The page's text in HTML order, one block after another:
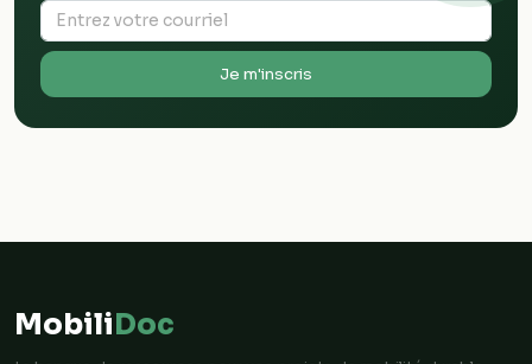
Je m'inscris
MobiliDoc